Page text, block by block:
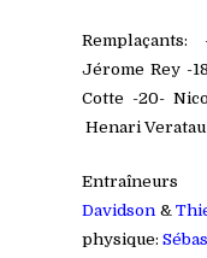
Jérome Rey -
Cotte -20-
Henari
Davidson &
physique: